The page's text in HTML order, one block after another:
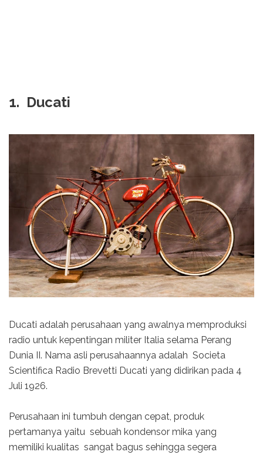
1. Ducati
Ducati adalah perusahaan yang awalnya memproduksi
radio untuk kepentingan militer Italia selama Perang
Dunia II. Nama asli perusahaannya adalah Societa
Scientifica Radio Brevetti Ducati yang didirikan pada 4
Juli 1926.
Perusahaan ini tumbuh dengan cepat, produk
pertamanya yaitu sebuah kondensor mika yang
memiliki kualitas sangat bagus sehingga segera